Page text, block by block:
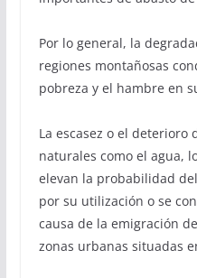
Por lo general, la
regiones montañosas
pobreza y el hambre en
La escasez o el deterioro
naturales como el agua,
elevan la probabilidad
por su utilización o se
causa de la emigración
zonas urbanas situadas